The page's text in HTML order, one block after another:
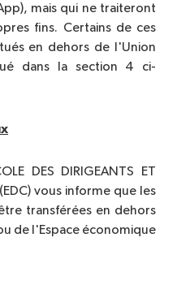
mais qui ne traiteront
fins. Certains de ces
en dehors de l'Union
dans la section 4 ci-
DES DIRIGEANTS ET
(EDC) vous informe que les
transférées en dehors
de l'Espace économique